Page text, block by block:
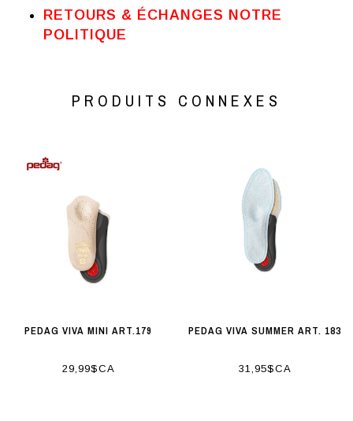
RETOURS & ÉCHANGES NOTRE
POLITIQUE
PRODUITS CONNEXES
PEDAG VIVA MINI ART.179
29,99$CA
PEDAG VIVA SUMMER ART. 183
31,95$CA